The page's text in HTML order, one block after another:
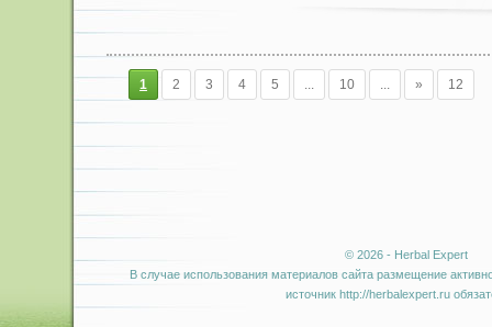
1 2 3 4 5 ... 10 ... » 12
© 2026 - Herbal Expert
В случае использования материалов сайта размещение
источник http://herbalexpert.ru